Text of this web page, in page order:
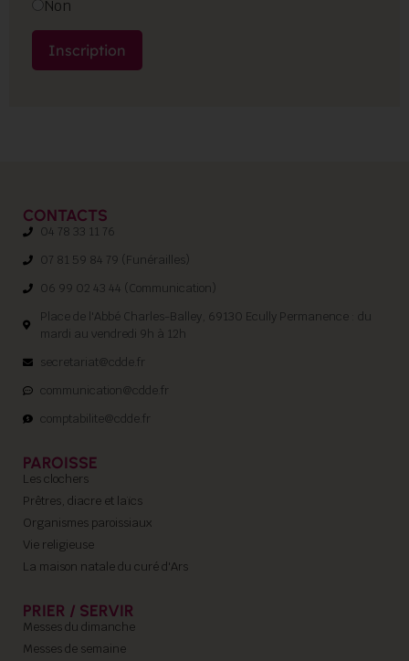
Non
CONTACTS
04 78 33 11 76
07 81 59 84 79 (Funérailles)
06 99 02 43 44 (Communication)
Place de l'Abbé Charles-Balley, 69130 Ecully Permanence : du
mardi au vendredi 9h à 12h
secretariat@cdde.fr
communication@cdde.fr
comptabilite@cdde.fr
PAROISSE
Les clochers
Prêtres, diacre et laïcs
Organismes paroissiaux
Vie religieuse
La maison natale du curé d'Ars
PRIER / SERVIR
Messes du dimanche
Messes de semaine